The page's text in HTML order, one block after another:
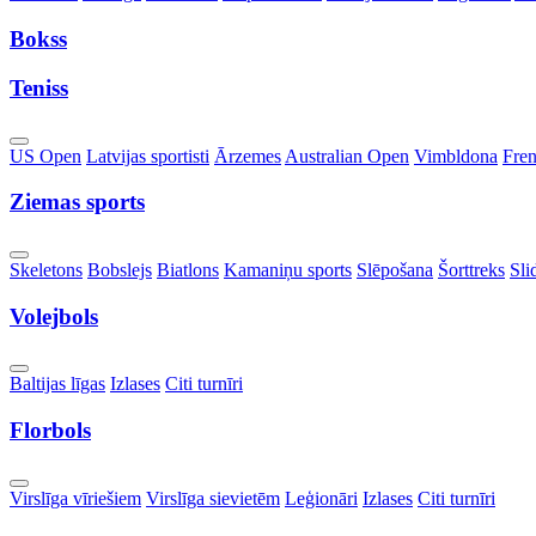
Bokss
Teniss
Toggle
Dropdown
US Open Latvijas sportisti Ārzemes Australian Open Vimbldona
Ziemas sports
Toggle
Dropdown
Skeletons Bobslejs Biatlons Kamaniņu sports Slēpošana Šorttreks
Volejbols
Toggle
Dropdown
Baltijas līgas Izlases Citi turnīri
Florbols
Toggle
Dropdown
Virslīga vīriešiem Virslīga sievietēm Leģionāri Izlases Citi turnīri